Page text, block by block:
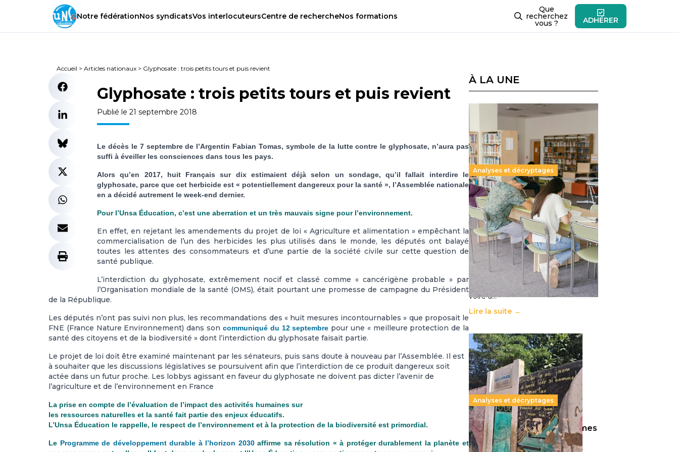
Notre fédérationNos syndicatsVos interlocuteursCentre de rechercheNos formations
Que
recherchez
vous ? ADHÉRER
Accueil > Articles nationaux > Glyphosate : trois petits tours et puis revient
Glyphosate : trois petits tours et puis revient
Publié le 21 septembre 2018
Le décès le 7 septembre de l’Argentin Fabian Tomas, symbole de la lutte contre le glyphosate, n’aura pas
suffi à éveiller les consciences dans tous les pays.
Alors qu’en 2017, huit Français sur dix estimaient déjà selon un sondage, qu’il fallait interdire le
glyphosate, parce que cet herbicide est « potentiellement dangereux pour la santé », l’Assemblée nationale
en a décidé autrement le week-end dernier.
Pour l’Unsa Éducation, c’est une aberration et un très mauvais signe pour l’environnement.
En effet, en rejetant les amendements du projet de loi « Agriculture et alimentation » empêchant la
commercialisation de l’un des herbicides les plus utilisés dans le monde, les députés ont balayé
toutes les attentes des consommateurs et d’une partie de la société civile sur cette question de
santé publique.
L’interdiction du glyphosate, extrêmement nocif et classé comme « cancérigène probable » par
l’Organisation mondiale de la santé (OMS), était pourtant une promesse de campagne du Président
de la République.
Les députés n’ont pas suivi non plus, les recommandations des « huit mesures incontournables » que proposait le
FNE (France Nature Environnement) dans son communiqué du 12 septembre pour une « meilleure protection de la
santé des citoyens et de la biodiversité » dont l’interdiction du glyphosate faisait partie.
Le projet de loi doit être examiné maintenant par les sénateurs, puis sans doute à nouveau par l’Assemblée. Il est
à souhaiter que les discussions législatives se poursuivent afin que l’interdiction de ce produit dangereux soit
actée dans un futur proche. Les lobbys agissant en faveur du glyphosate ne doivent pas dicter l’avenir de
l’agriculture et de l’environnement en France
La prise en compte de l’évaluation de l’impact des activités humaines sur
les ressources naturelles et la santé fait partie des enjeux éducatifs.
L’Unsa Éducation le rappelle, le respect de l’environnement et à la protection de la biodiversité est primordial.
Le Programme de développement durable à l’horizon 2030affirme sa résolution « à protéger durablement la planète et
À LA UNE
Analyses et décryptages
Supérieur privé : une dérive
qui met à mal la promesse
républicaine
11 juillet 2026- National
Le projet de loi sur la régulation de
l’enseignement supérieur privé met
en lumière l’amplification d’un
système qui relègue l’acte
pédagogique au superfétatoire,
voire à…
Lire la suite →
Analyses et décryptages
258 millions d’enfants victimes
de la guerre, des chocs